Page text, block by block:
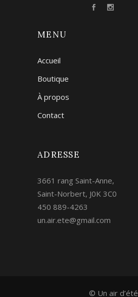
MENU
Accueil
Boutique
À propos
Contact
ADRESSE
3661 rang Saint-Anne,
Saint-Norbert, J0K 3C0
450 889-4263
un.air.ete@gmail.com
© Un air d’été